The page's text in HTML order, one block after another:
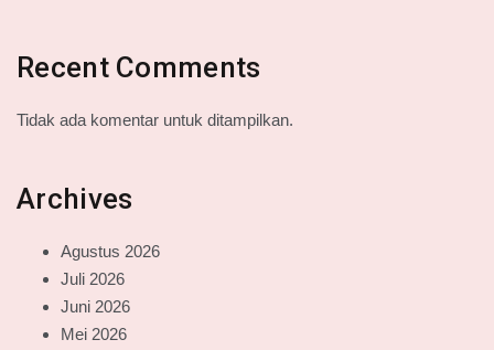
Recent Comments
Tidak ada komentar untuk ditampilkan.
Archives
Agustus 2026
Juli 2026
Juni 2026
Mei 2026